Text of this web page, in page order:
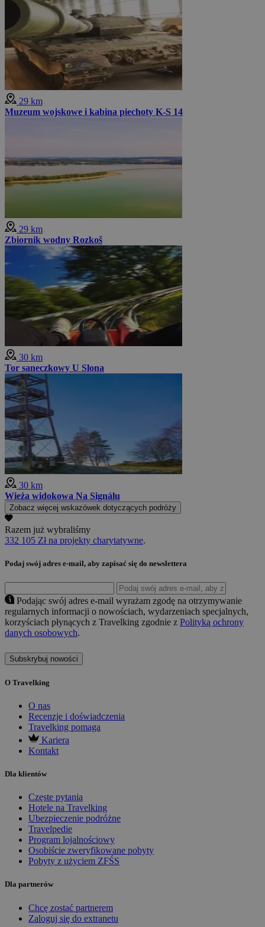
29 km
Muzeum wojskowe i kabina piechoty K-S 14
29 km
Zbiornik wodny Rozkoš
30 km
Tor saneczkowy U Slona
30 km
Wieża widokowa Na Signálu
Zobacz więcej wskazówek dotyczących podróży
Razem już wybraliśmy
332 105 Zł na projekty charytatywne.
Podaj swój adres e-mail, aby zapisać się do newslettera
Podając swój adres e-mail wyrażam zgodę na otrzymywanie
regularnych informacji o nowościach, wydarzeniach specjalnych,
korzyściach płynących z Travelking zgodnie z Polityką ochrony
danych osobowych.
Subskrybuj nowości
O Travelking
O nas
Recenzje i doświadczenia
Travelking pomaga
Kariera
Kontakt
Dla klientów
Częste pytania
Hotele na Travelking
Ubezpieczenie podróżne
Travelpedie
Program lojalnościowy
Osobiście zweryfikowane pobyty
Pobyty z użyciem ZFŚS
Dla partnerów
Chcę zostać partnerem
Zaloguj się do extranetu